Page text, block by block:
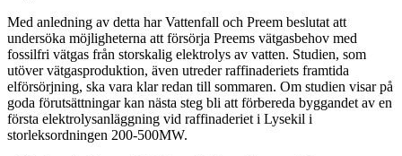
Med anledning av detta har Vattenfall och Preem beslutat att
undersöka möjligheterna att försörja Preems vätgasbehov med
fossilfri vätgas från storskalig elektrolys av vatten. Studien, som
utöver vätgasproduktion, även utreder raffinaderiets framtida
elförsörjning, ska vara klar redan till sommaren. Om studien visar på
goda förutsättningar kan nästa steg bli att förbereda byggandet av en
första elektrolysanläggning vid raffinaderiet i Lysekil i
storleksordningen 200-500MW.